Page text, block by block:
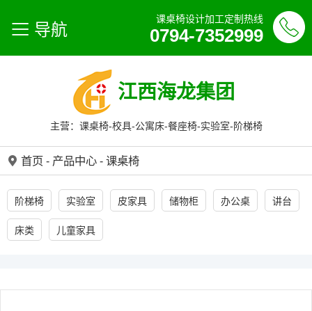
导航
课桌椅设计加工定制热线
0794-7352999
江西海龙集团
主营：课桌椅-校具-公寓床-餐座椅-实验室-阶梯椅
首页 - 产品中心 - 课桌椅
阶梯椅 实验室 皮家具 储物柜 办公桌 讲台
床类 儿童家具